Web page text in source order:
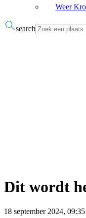
Weer
search
Dit wordt
18 september 2024, 09:35